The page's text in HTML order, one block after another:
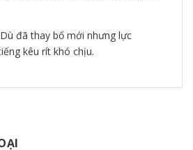
Dù đã thay bố mới nhưng lực
kêu rít khó chịu.